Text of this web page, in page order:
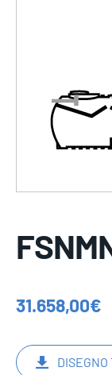
31.658,00€
DISEGNO